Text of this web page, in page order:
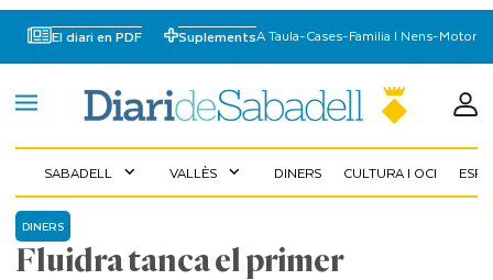
El diari en PDF SuplementsA Taula-Cases-Familia I Nens-Motor
SABADELL expand_more VALLÈS expand_more DINERS CULTURA I OCI
Fluidra tanca el primer
DINERS